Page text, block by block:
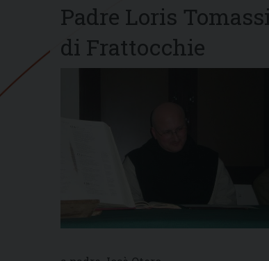
Padre Loris
di Frattocchie